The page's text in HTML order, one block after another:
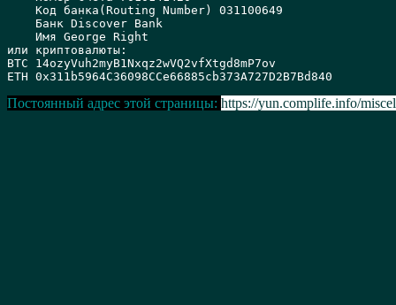
    Код банка(Routing Number) 031100649
    Банк Discover Bank
    Имя George Right
или криптовалюты:
BTC 14ozyVuh2myB1Nxqz2wVQ2vfXtgd8mP7ov
Постоянный адрес этой страницы: https://yun.complife.info/